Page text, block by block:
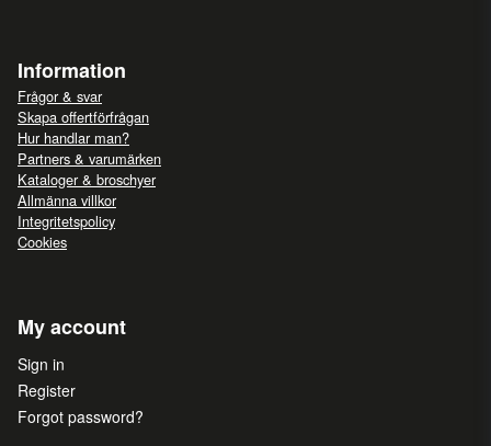
Information
Frågor & svar
Skapa offertförfrågan
Hur handlar man?
Partners & varumärken
Kataloger & broschyer
Allmänna villkor
Integritetspolicy
Cookies
My account
Sign in
Register
Forgot password?